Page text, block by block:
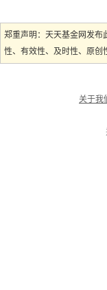
郑重声明：天天基金网发布
性、有效性、及时性、原创
关于我